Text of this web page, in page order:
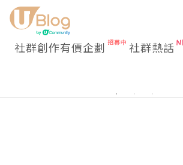
社群創作有價企劃 社群熱話